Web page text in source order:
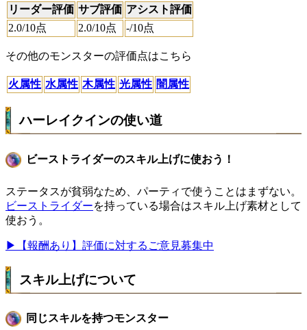
リーダー評価 サブ評価 アシスト評価
2.0/10点 2.0/10点 -/10点
その他のモンスターの評価点はこちら
火属性 水属性 木属性 光属性 闇属性
ハーレイクインの使い道
ビーストライダーのスキル上げに使おう！
ステータスが貧弱なため、パーティで使うことはまずない。
ビーストライダーを持っている場合はスキル上げ素材として
使おう。
▶【報酬あり】評価に対するご意見募集中
スキル上げについて
同じスキルを持つモンスター